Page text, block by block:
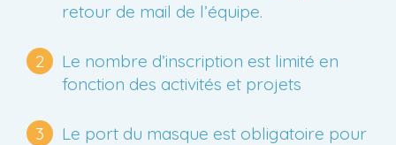
retour de mail de l’équipe.
Le nombre d’inscription est limité en
fonction des activités et projets
Le port du masque est obligatoire pour